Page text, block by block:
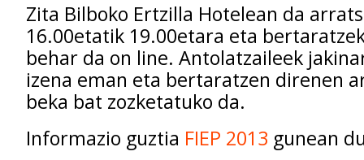
Zita Bilboko Ertzilla Hotelean da
16.00etatik 19.00etara eta
behar da on line. Antolatzaileek
izena eman eta bertaratzen direnen
beka bat zozketatuko da.
Informazio guztia FIEP 2013 gunean